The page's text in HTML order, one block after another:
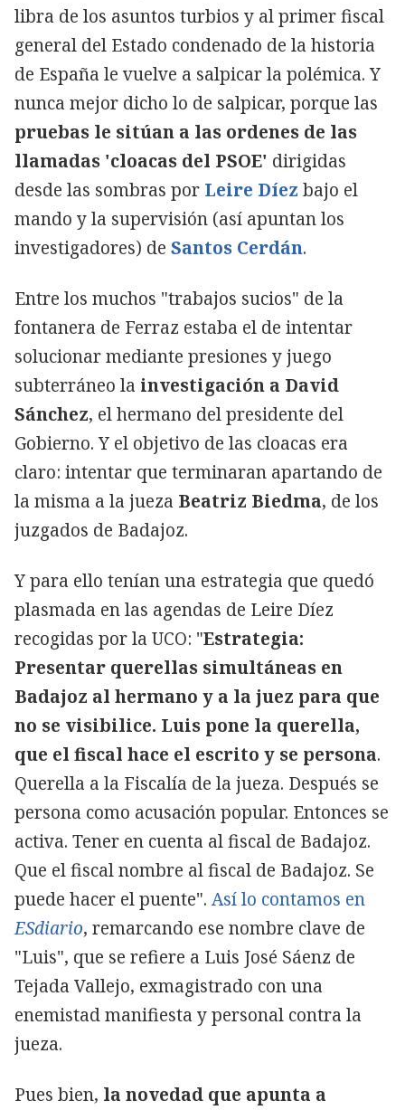
libra de los asuntos turbios y al primer fiscal
general del Estado condenado de la historia
de España le vuelve a salpicar la polémica. Y
nunca mejor dicho lo de salpicar, porque las
pruebas le sitúan a las ordenes de las
llamadas 'cloacas del PSOE' dirigidas
desde las sombras por Leire Díez bajo el
mando y la supervisión (así apuntan los
investigadores) de Santos Cerdán.
Entre los muchos "trabajos sucios" de la
fontanera de Ferraz estaba el de intentar
solucionar mediante presiones y juego
subterráneo la investigación a David
Sánchez, el hermano del presidente del
Gobierno. Y el objetivo de las cloacas era
claro: intentar que terminaran apartando de
la misma a la jueza Beatriz Biedma, de los
juzgados de Badajoz.
Y para ello tenían una estrategia que quedó
plasmada en las agendas de Leire Díez
recogidas por la UCO: "Estrategia:
Presentar querellas simultáneas en
Badajoz al hermano y a la juez para que
no se visibilice. Luis pone la querella,
que el fiscal hace el escrito y se persona.
Querella a la Fiscalía de la jueza. Después se
persona como acusación popular. Entonces se
activa. Tener en cuenta al fiscal de Badajoz.
Que el fiscal nombre al fiscal de Badajoz. Se
puede hacer el puente". Así lo contamos en
ESdiario, remarcando ese nombre clave de
"Luis", que se refiere a Luis José Sáenz de
Tejada Vallejo, exmagistrado con una
enemistad manifiesta y personal contra la
jueza.
Pues bien, la novedad que apunta a